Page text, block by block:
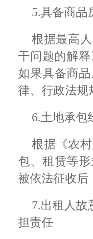
5.具备商品
根据最高
干问题的解
如果具备商
律、行政法规
6.土地承包
根据《农
包、租赁等
被依法征收后
7.出租人故
担责任